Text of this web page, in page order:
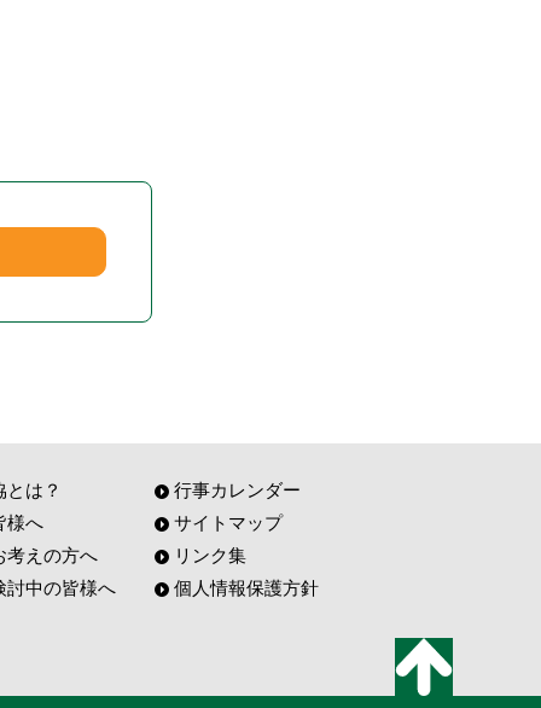
行事カレンダー
サイトマップ
リンク集
個人情報保護方針
とは？
様へ
考えの方へ
討中の皆様へ